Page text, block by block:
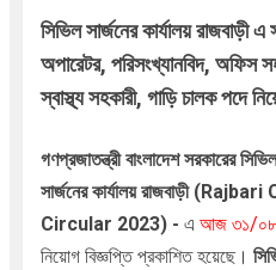
সিভিল সার্জনের কার্যালয়রাজবাড়ী এ
অপারেটর, পরিসংখ্যানবিদ,
স্বাস্থ্য সহকারী, গাড়ি চালক পদে
গণপ্রজাতন্ত্রী বাংলাদেশ সরকারের সিভিল
সার্জনেরকার্যালয় রাজবাড়ী(Rajbari
Circular 2023)- এ আজ ৩১/
নিয়োগ বিজ্ঞপ্তি প্রকাশিত হয়েছে।